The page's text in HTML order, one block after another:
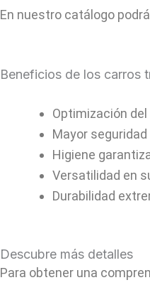
En nuestro catálogo
Beneficios de los carros
Optimización
Mayor
Higiene
Versatilidad en
Durabilidad
Descubre más detalles
Para obtener una